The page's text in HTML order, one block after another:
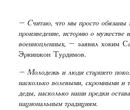
– Считаю, что мы просто обязаны
произведение, историю о мужестве
военнопленных, – заявил хоким
Эркинжон Турдимов.
– Молодежь и люди старшего
насколько волевыми, скромными и
деды, насколько наши предки
национальным традициям.